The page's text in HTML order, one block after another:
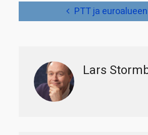
PTT ja
Lars